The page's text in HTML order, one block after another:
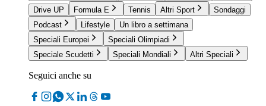
Drive UP
Formula E Tennis Altri Sport
Sondaggi
Podcast
Lifestyle
Un libro a settimana
Speciali Europei
Speciali Olimpiadi
Speciale Scudetti
Speciali Mondiali Altri Speciali
Seguici anche su